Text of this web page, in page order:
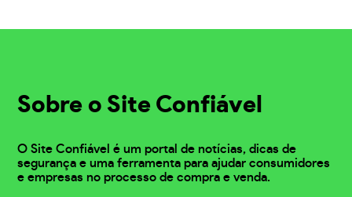
Sobre o Site Confiável
O Site Confiável é um portal de notícias, dicas de
segurança e uma ferramenta para ajudar consumidores
e empresas no processo de compra e venda.